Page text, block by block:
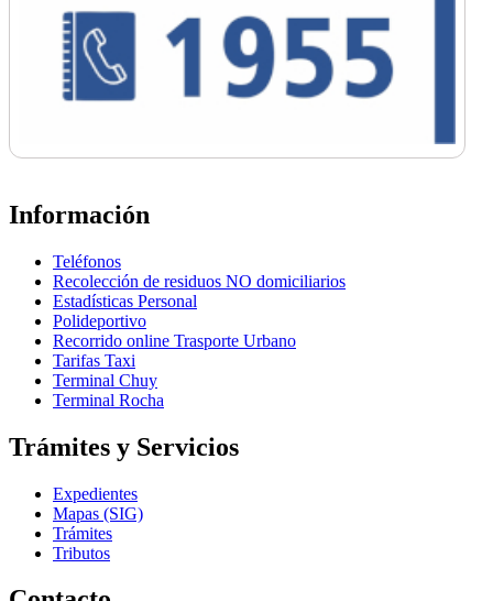
Información
Teléfonos
Recolección de residuos NO domiciliarios
Estadísticas Personal
Polideportivo
Recorrido online Trasporte Urbano
Tarifas Taxi
Terminal Chuy
Terminal Rocha
Trámites y Servicios
Expedientes
Mapas (SIG)
Trámites
Tributos